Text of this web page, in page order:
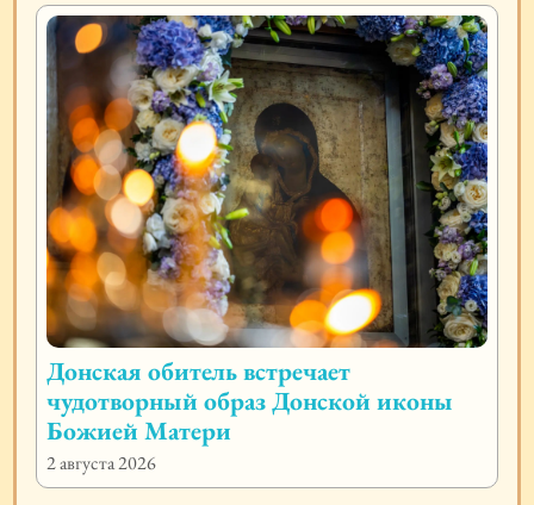
Донская обитель встречает
чудотворный образ Донской иконы
Божией Матери
2 августа 2026